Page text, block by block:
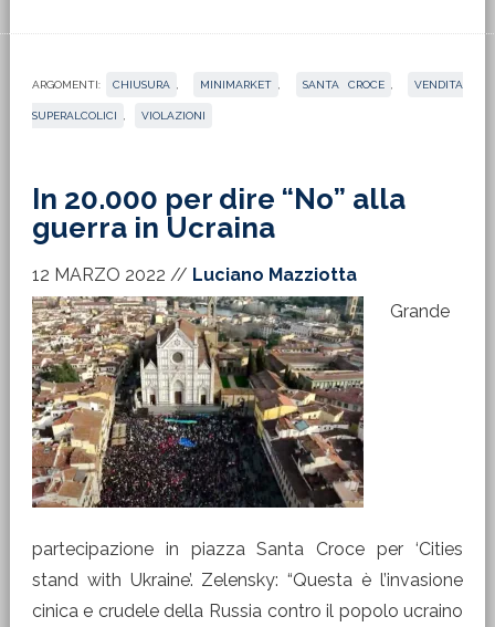
ARGOMENTI: CHIUSURA MINIMARKET SANTA CROCE VENDITA
SUPERALCOLICI VIOLAZIONI
In 20.000 per dire “No” alla
guerra in Ucraina
12 MARZO 2022 // Luciano Mazziotta
Grande
partecipazione in piazza Santa Croce per ‘Cities
stand with Ukraine’. Zelensky: “Questa è l’invasione
cinica e crudele della Russia contro il popolo ucraino